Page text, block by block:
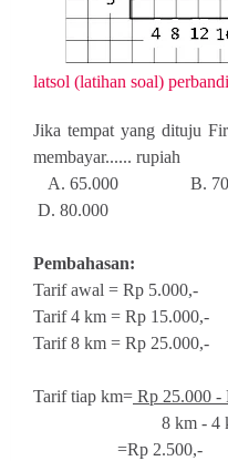
latsol (latihan soal)
Jika tempat yang dituju
membayar...... rupiah
A. 65.000 B.
D. 80.000
Pembahasan:
Tarif awal = Rp 5.000,-
Tarif 4 km = Rp 15.000,-
Tarif 8 km = Rp 25.000,-
Tarif tiap km= Rp 25.000 -
8 km - 4
=Rp 2.500,-